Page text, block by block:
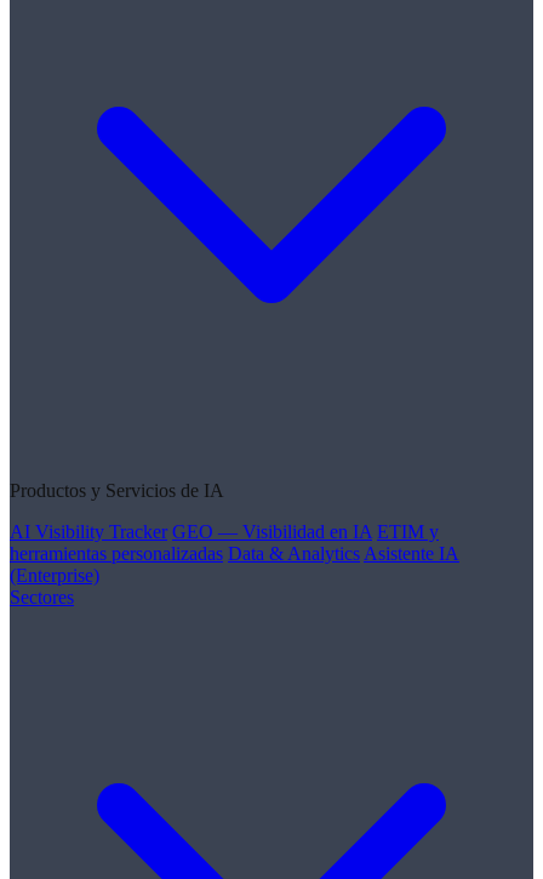
Productos y Servicios de IA
AI Visibility Tracker GEO — Visibilidad en IA ETIM y
herramientas personalizadas Data & Analytics Asistente IA
(Enterprise)
Sectores